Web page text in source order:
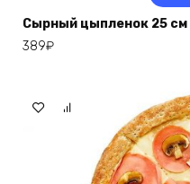
Сырный цыпленок 25 см
389₽